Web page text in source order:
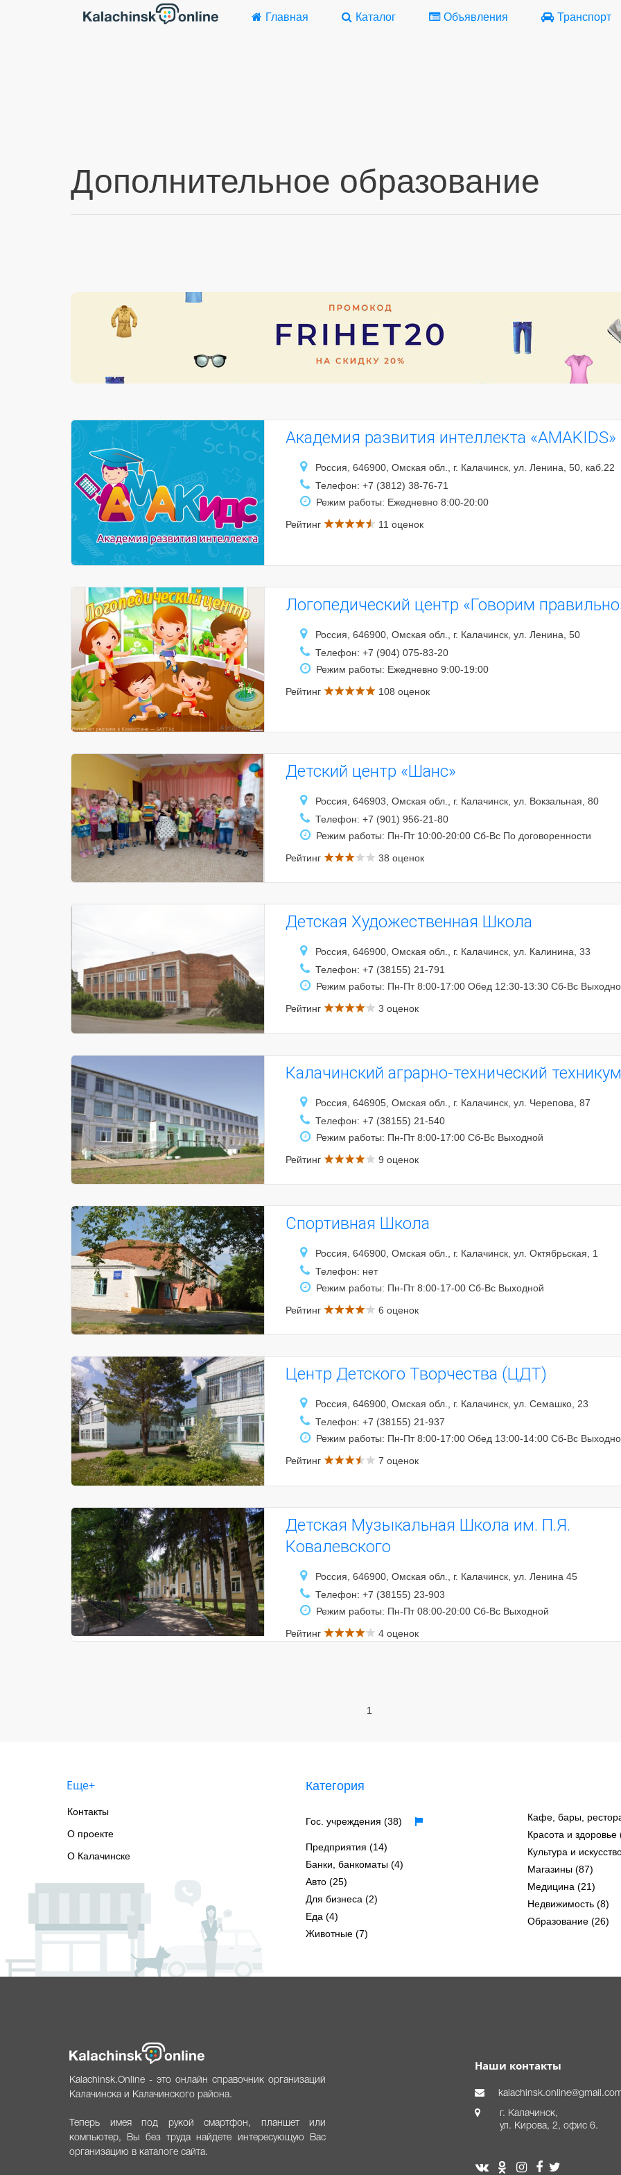
Главная Каталог Объявления Транспорт
Дополнительное образование
Академия развития интеллекта «AMAKIDS»
Россия, 646900, Омская обл., г. Калачинск, ул. Ленина, 50, каб.22
Телефон: +7 (3812) 38-76-71
Режим работы: Ежедневно 8:00-20:00
Рейтинг
11 оценок
Логопедический центр «Говорим
Россия, 646900, Омская обл., г. Калачинск, ул. Ленина, 50
Телефон: +7 (904) 075-83-20
Режим работы: Ежедневно 9:00-19:00
Рейтинг
108 оценок
Детский центр «Шанс»
Россия, 646903, Омская обл., г. Калачинск, ул. Вокзальная, 80
Телефон: +7 (901) 956-21-80
Режим работы: Пн-Пт 10:00-20:00 Сб-Вс По договоренности
Рейтинг
38 оценок
Детская Художественная Школа
Россия, 646900, Омская обл., г. Калачинск, ул. Калинина, 33
Телефон: +7 (38155) 21-791
Режим работы: Пн-Пт 8:00-17:00 Обед 12:30-13:30 Сб-Вс
Рейтинг
3 оценок
Калачинский аграрно-технический техникум
Россия, 646905, Омская обл., г. Калачинск, ул. Черепова, 87
Телефон: +7 (38155) 21-540
Режим работы: Пн-Пт 8:00-17:00 Сб-Вс Выходной
Рейтинг
9 оценок
Спортивная Школа
Россия, 646900, Омская обл., г. Калачинск, ул. Октябрьская, 1
Телефон: нет
Режим работы: Пн-Пт 8:00-17-00 Сб-Вс Выходной
Рейтинг
6 оценок
Центр Детского Творчества (ЦДТ)
Россия, 646900, Омская обл., г. Калачинск, ул. Семашко, 23
Телефон: +7 (38155) 21-937
Режим работы: Пн-Пт 8:00-17:00 Обед 13:00-14:00 Сб-Вс
Рейтинг
7 оценок
Детская Музыкальная Школа им. П.Я.
Ковалевского
Россия, 646900, Омская обл., г. Калачинск, ул. Ленина 45
Телефон: +7 (38155) 23-903
Режим работы: Пн-Пт 08:00-20:00 Сб-Вс Выходной
Рейтинг
4 оценок
1
Еще+
Контакты
О проекте
О Калачинске
Категория
Гос. учреждения (38)
Предприятия (14)
Банки, банкоматы (4)
Авто (25)
Для бизнеса (2)
Еда (4)
Животные (7)
Кафе, бары,
Красота и здоровье
Культура и
Магазины (87)
Медицина (21)
Недвижимость (8)
Образование (26)
Kalachinsk.Online - это онлайн справочник организаций
Калачинска и Калачинского района.
Теперь имея под рукой смартфон, планшет или
компьютер, Вы без труда найдете интересующую Вас
организацию в каталоге сайта.
Наши контакты
г. Калачинск,
ул. Кирова, 2, офис 6.